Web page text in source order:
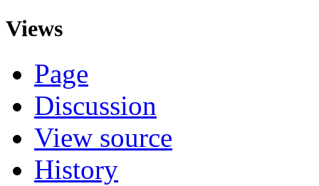
Views
Page
Discussion
View source
History